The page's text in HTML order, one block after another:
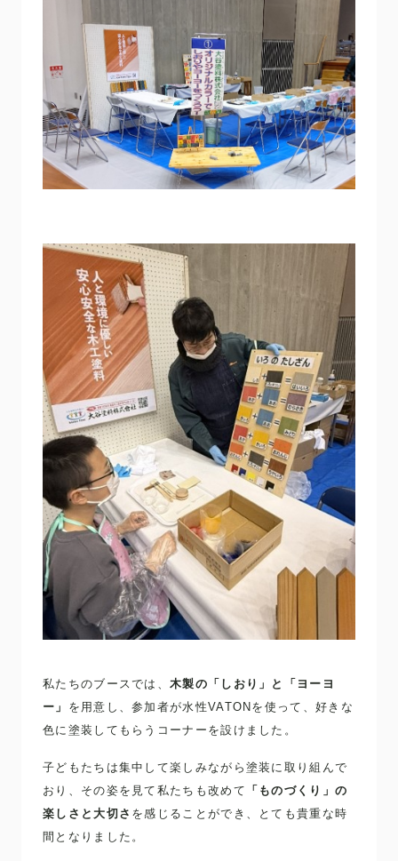
私たちのブースでは、 木製の「しおり」と「ヨーヨ
ー」 を用意し、参加者が水性VATONを使って、好きな
色に塗装してもらうコーナーを設けました。
子どもたちは集中して楽しみながら塗装に取り組んで
おり、その姿を見て私たちも改めて 「ものづくり」の
楽しさと大切さ を感じることができ、とても貴重な時
間となりました。